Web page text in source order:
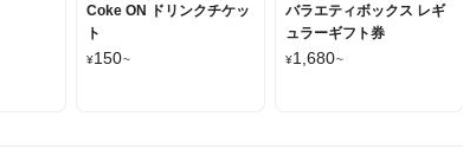
Coke ON ドリンクチケッ
ト
¥150~
バラエティボックス レギ
ュラーギフト券
¥1,680~